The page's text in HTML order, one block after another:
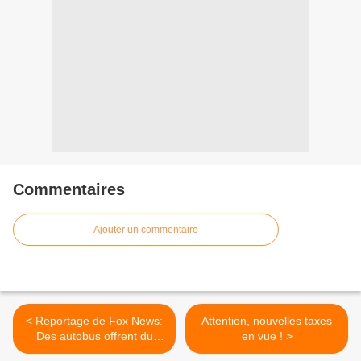
Commentaires
Ajouter un commentaire
< Reportage de Fox News:
Des autobus offrent du
transport aux migrants sur
Attention, nouvelles taxes
en vue ! >